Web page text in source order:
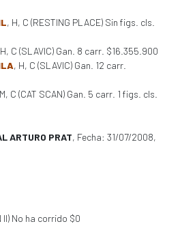
, H, C (RESTING PLACE) Sin figs. cls.
C (SLAVIC) Gan. 8 carr. $16.355.900
, H, C (SLAVIC) Gan. 12 carr.
C (CAT SCAN) Gan. 5 carr. 1 figs. cls.
ARTURO PRAT, Fecha: 31/07/2008,
II) No ha corrido $0